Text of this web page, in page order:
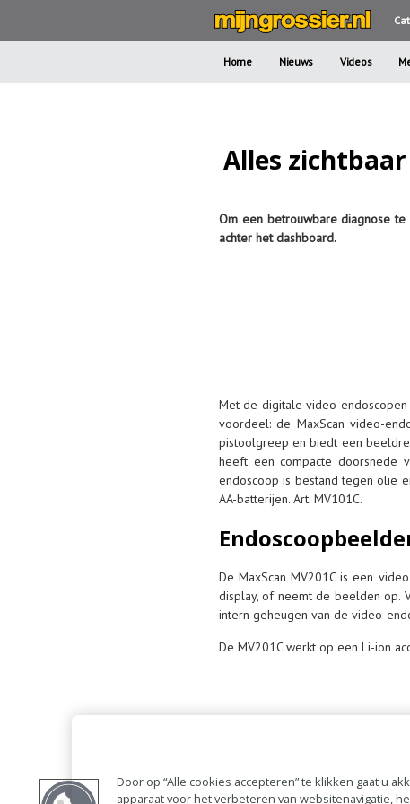
Home Nieuws Videos
Alles
Om een betrouwbare diagnose
achter het dashboard.
Met de digitale video-endoscopen
voordeel: de MaxScan video-
pistoolgreep en biedt een
heeft een compacte doorsnede
endoscoop is bestand tegen olie
AA-batterijen. Art. MV101C.
De MaxScan MV201C is een
display, of neemt de beelden op.
intern geheugen van de video-
De MV201C werkt op een Li-ion
Door op “Alle cookies accepteren” te klikken gaat u
apparaat voor het verbeteren van websitenavigatie,